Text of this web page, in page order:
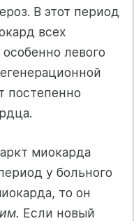
В этот период
всех
левого
посте­пенно
миокарда
у больного
то он
Если новый